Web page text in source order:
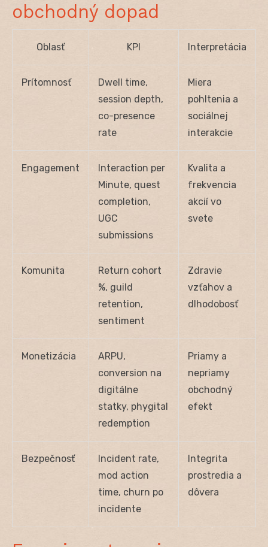
obchodný dopad
Oblasť KPI Interpretácia
Prítomnosť
Dwell time,
session depth,
co-presence
rate
Miera
pohltenia a
sociálnej
interakcie
Engagement
Interaction per
Minute, quest
completion,
UGC
submissions
Kvalita a
frekvencia
akcií vo
svete
Komunita
Return cohort
%, guild
retention,
sentiment
Zdravie
vzťahov a
dlhodobosť
Monetizácia
ARPU,
conversion na
digitálne
statky, phygital
redemption
Priamy a
nepriamy
obchodný
efekt
Bezpečnosť
Incident rate,
mod action
time, churn po
incidente
Integrita
prostredia a
dôvera